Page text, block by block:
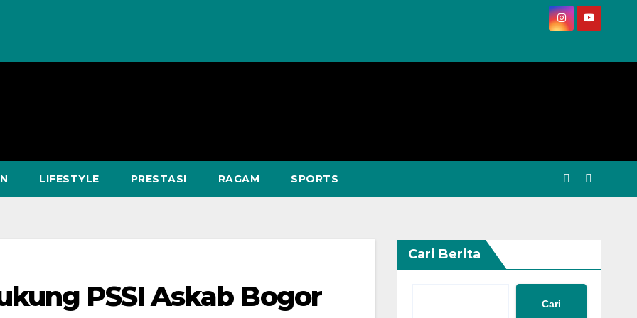
LIFESTYLE PRESTASI RAGAM SPORTS
PSSI Askab Bogor
Cari Berita
Cari